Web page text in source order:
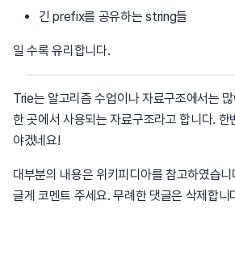
긴 prefix를 공유하는 string들
일 수록 유리합니다.
Trie는 알고리즘 수업이나 자료구조에서는
한 곳에서 사용되는 자료구조라고 합니다. 한
야겠네요!
대부분의 내용은 위키피디아를 참고하였습
글게 코멘트 주세요. 무례한 댓글은 삭제합니